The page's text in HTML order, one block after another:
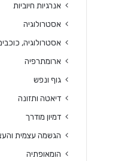
אנרגיות חיוביות
אסטרולוגיה
אסטרולוגיה,
ארומתרפיה
גוף ונפש
דיאטה ותזונה
דמיון מודרך
הגשמה עצמית
הומאופתיה